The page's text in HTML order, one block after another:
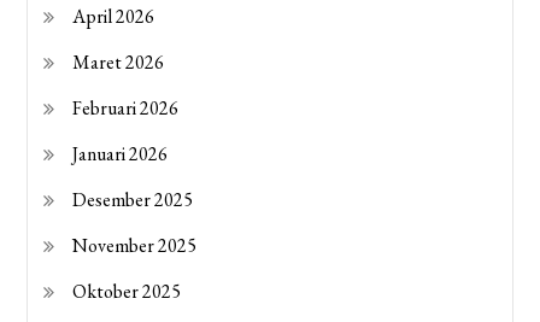
April 2026
Maret 2026
Februari 2026
Januari 2026
Desember 2025
November 2025
Oktober 2025